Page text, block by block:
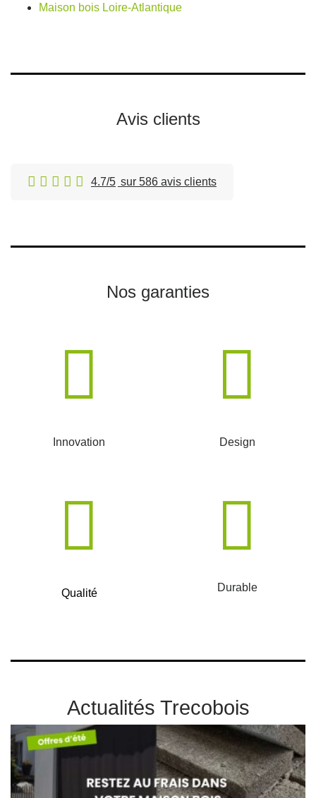
Maison bois Loire-Atlantique
Avis clients
4.7/5 sur 586 avis clients
Nos garanties
Innovation Design
Qualité Durable
Actualités Trecobois